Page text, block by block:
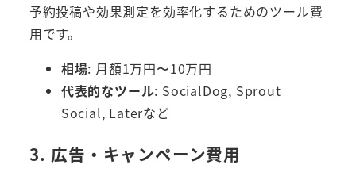
予約投稿や効果測定を効率化するためのツール費
用です。
相場: 月額1万円〜10万円
代表的なツール: SocialDog, Sprout
Social, Laterなど
3. 広告・キャンペーン費用